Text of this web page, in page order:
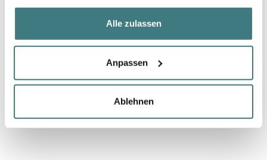
haben in diesem Fall nur eingeschränkte bis keine
datenschutzrechtlichen Rechte in den USA und
insbesondere kann auch die US-amerikanische
keinen oder nur einzelnen Cookies zustimmen möchten,
klicken Sie bitte auf „Individuelle Einstellungen“. Dort
Alle zulassen
Anpassen
Ablehnen